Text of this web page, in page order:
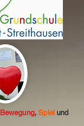
Bewegung,Spiel und